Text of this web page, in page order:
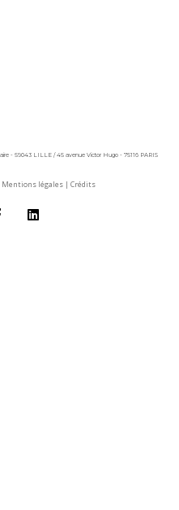
- 59043 LILLE / 45 avenue Victor Hugo - 75116 PARIS
Mentions légales | Crédits